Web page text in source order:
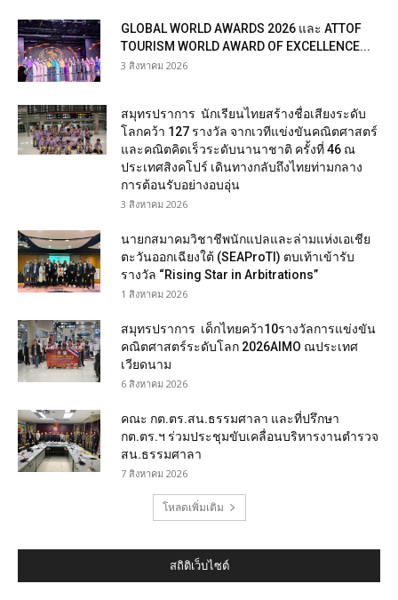
GLOBAL WORLD AWARDS 2026 และ ATTOF
TOURISM WORLD AWARD OF EXCELLENCE...
3 สิงหาคม 2026
สมุทรปราการ นักเรียนไทยสร้างชื่อเสียงระดับ
โลกคว้า 127 รางวัล จากเวทีแข่งขันคณิตศาสตร์
และคณิตคิดเร็วระดับนานาชาติ ครั้งที่ 46 ณ
ประเทศสิงคโปร์ เดินทางกลับถึงไทยท่ามกลาง
การต้อนรับอย่างอบอุ่น
3 สิงหาคม 2026
นายกสมาคมวิชาชีพนักแปลและล่ามแห่งเอเชีย
ตะวันออกเฉียงใต้ (SEAProTI) ตบเท้าเข้ารับ
รางวัล “Rising Star in Arbitrations”
1 สิงหาคม 2026
สมุทรปราการ เด็กไทยคว้า10รางวัลการแข่งขัน
คณิตศาสตร์ระดับโลก 2026AIMO ณประเทศ
เวียดนาม
6 สิงหาคม 2026
คณะ กต.ตร.สน.ธรรมศาลา และที่ปรึกษา
กต.ตร.ฯ ร่วมประชุมขับเคลื่อนบริหารงานตำรวจ
สน.ธรรมศาลา
7 สิงหาคม 2026
โหลดเพิ่มเติม
สถิติเว็บไซต์